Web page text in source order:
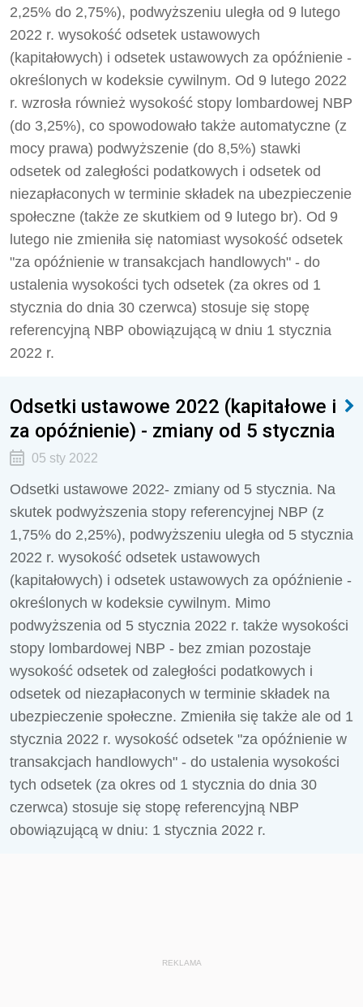
2,25% do 2,75%), podwyższeniu uległa od 9 lutego
2022 r. wysokość odsetek ustawowych
(kapitałowych) i odsetek ustawowych za opóźnienie -
określonych w kodeksie cywilnym. Od 9 lutego 2022
r. wzrosła również wysokość stopy lombardowej NBP
(do 3,25%), co spowodowało także automatyczne (z
mocy prawa) podwyższenie (do 8,5%) stawki
odsetek od zaległości podatkowych i odsetek od
niezapłaconych w terminie składek na ubezpieczenie
społeczne (także ze skutkiem od 9 lutego br). Od 9
lutego nie zmieniła się natomiast wysokość odsetek
"za opóźnienie w transakcjach handlowych" - do
ustalenia wysokości tych odsetek (za okres od 1
stycznia do dnia 30 czerwca) stosuje się stopę
referencyjną NBP obowiązującą w dniu 1 stycznia
2022 r.
Odsetki ustawowe 2022 (kapitałowe i
za opóźnienie) - zmiany od 5 stycznia
05 sty 2022
Odsetki ustawowe 2022- zmiany od 5 stycznia. Na
skutek podwyższenia stopy referencyjnej NBP (z
1,75% do 2,25%), podwyższeniu uległa od 5 stycznia
2022 r. wysokość odsetek ustawowych
(kapitałowych) i odsetek ustawowych za opóźnienie -
określonych w kodeksie cywilnym. Mimo
podwyższenia od 5 stycznia 2022 r. także wysokości
stopy lombardowej NBP - bez zmian pozostaje
wysokość odsetek od zaległości podatkowych i
odsetek od niezapłaconych w terminie składek na
ubezpieczenie społeczne. Zmieniła się także ale od 1
stycznia 2022 r. wysokość odsetek "za opóźnienie w
transakcjach handlowych" - do ustalenia wysokości
tych odsetek (za okres od 1 stycznia do dnia 30
czerwca) stosuje się stopę referencyjną NBP
obowiązującą w dniu: 1 stycznia 2022 r.
REKLAMA